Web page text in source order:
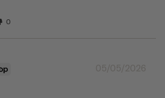
0
05/05/2026